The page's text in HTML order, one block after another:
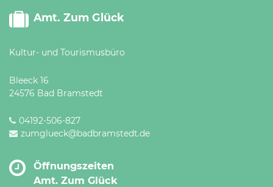
Amt. Zum Glück
Kultur- und Tourismusbüro
Bleeck 16
24576 Bad Bramstedt
04192-506-827
zumglueck@badbramstedt.de
Öffnungszeiten
Amt. Zum Glück